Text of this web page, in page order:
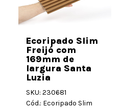
Ecoripado Slim
Freijó com
169mm de
largura Santa
Luzia
SKU: 230681
Cód.: Ecoripado Slim